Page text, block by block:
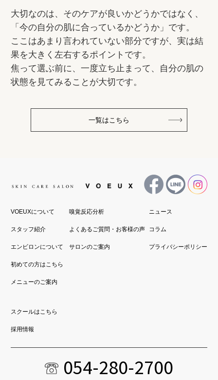
大切なのは、そのケアが良いかどうかではなく、
「今の自分の肌に合っているかどうか」です。
ここはあまり言われていない部分ですが、実は結
果を大きく左右するポイントです。
焦って選ぶ前に、一度立ち止まって、自分の肌の
状態を見てみることが大切です。
一覧はこちら
VOEUXについて
スタッフ紹介
エンビロンについて
初めての方はこちら
メニューのご案内
スクールはこちら
採用情報
嗅覚反応分析
よくあるご質問・お客様の声
サロンのご案内
ニュース
コラム
プライバシーポリシー
054-280-2700